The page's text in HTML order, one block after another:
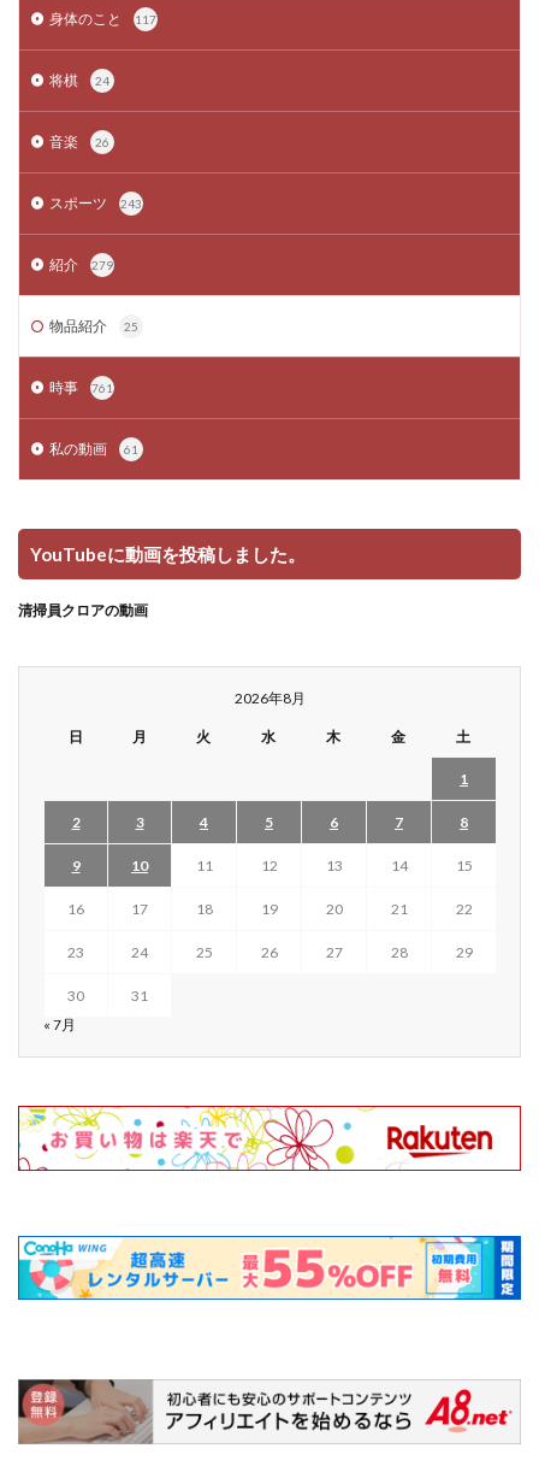
身体のこと 117
将棋 24
音楽 26
スポーツ 243
紹介 279
物品紹介 25
時事 761
私の動画 61
YouTubeに動画を投稿しました。
清掃員クロアの動画
2026年8月
日 月 火 水 木 金 土
1
2 3 4 5 6 7 8
9 10 11 12 13 14 15
16 17 18 19 20 21 22
23 24 25 26 27 28 29
30
31
« 7月